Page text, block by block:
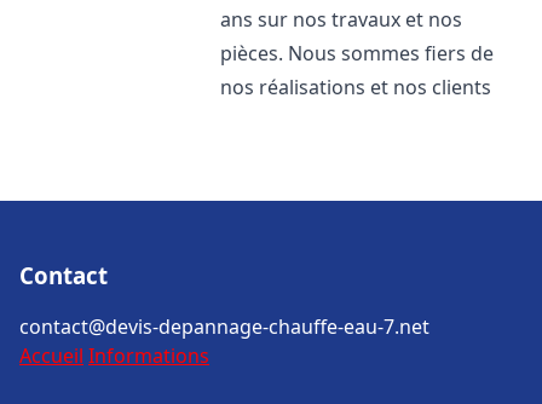
ans sur nos travaux et nos
pièces. Nous sommes fiers de
nos réalisations et nos clients
Contact
contact@devis-depannage-chauffe-eau-7.net
Accueil Informations